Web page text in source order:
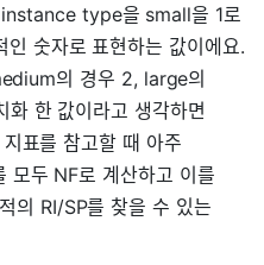
type을 small을 1로
숫자로 표현하는 값이에요.
의 경우 2, large의
한 값이라고 생각하면
표를 참고할 때 아주
모두 NF로 계산하고 이를
의 RI/SP를 찾을 수 있는